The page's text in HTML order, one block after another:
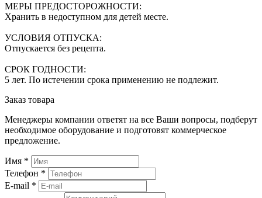
МЕРЫ ПРЕДОСТОРОЖНОСТИ:
Хранить в недоступном для детей месте.
УСЛОВИЯ ОТПУСКА:
Отпускается без рецепта.
СРОК ГОДНОСТИ:
5 лет. По истечении срока применению не подлежит.
Заказ товара
Менеджеры компании ответят на все Ваши вопросы, подберут
необходимое оборудование и подготовят коммерческое
предложение.
Имя *
Телефон *
E-mail *